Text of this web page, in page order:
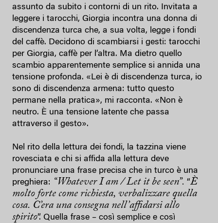
assunto da subito i contorni di un rito. Invitata a
leggere i tarocchi, Giorgia incontra una donna di
discendenza turca che, a sua volta, legge i fondi
del caffè. Decidono di scambiarsi i gesti: tarocchi
per Giorgia, caffè per l’altra. Ma dietro quello
scambio apparentemente semplice si annida una
tensione profonda. «Lei è di discendenza turca, io
sono di discendenza armena: tutto questo
permane nella pratica», mi racconta. «Non è
neutro. È una tensione latente che passa
attraverso il gesto».
Nel rito della lettura dei fondi, la tazzina viene
rovesciata e chi si affida alla lettura deve
pronunciare una frase precisa che in turco è una
preghiera: “Whatever I am / Let it be seen”. “È
molto forte come richiesta, verbalizzare quella
cosa. C’era una consegna nell’affidarsi allo
spirito”. Quella frase – così semplice e così